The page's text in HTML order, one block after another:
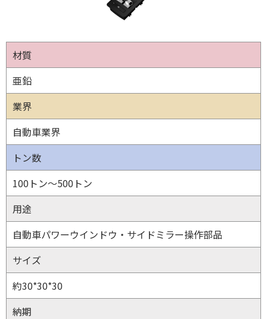
材質
亜鉛
業界
自動車業界
トン数
100トン～500トン
用途
自動車パワーウインドウ・サイドミラー操作部品
サイズ
約30*30*30
納期